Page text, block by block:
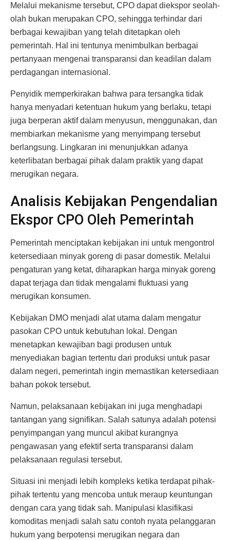
Melalui mekanisme tersebut, CPO dapat diekspor seolah-
olah bukan merupakan CPO, sehingga terhindar dari
berbagai kewajiban yang telah ditetapkan oleh
pemerintah. Hal ini tentunya menimbulkan berbagai
pertanyaan mengenai transparansi dan keadilan dalam
perdagangan internasional.
Penyidik memperkirakan bahwa para tersangka tidak
hanya menyadari ketentuan hukum yang berlaku, tetapi
juga berperan aktif dalam menyusun, menggunakan, dan
membiarkan mekanisme yang menyimpang tersebut
berlangsung. Lingkaran ini menunjukkan adanya
keterlibatan berbagai pihak dalam praktik yang dapat
merugikan negara.
Analisis Kebijakan Pengendalian
Ekspor CPO Oleh Pemerintah
Pemerintah menciptakan kebijakan ini untuk mengontrol
ketersediaan minyak goreng di pasar domestik. Melalui
pengaturan yang ketat, diharapkan harga minyak goreng
dapat terjaga dan tidak mengalami fluktuasi yang
merugikan konsumen.
Kebijakan DMO menjadi alat utama dalam mengatur
pasokan CPO untuk kebutuhan lokal. Dengan
menetapkan kewajiban bagi produsen untuk
menyediakan bagian tertentu dari produksi untuk pasar
dalam negeri, pemerintah ingin memastikan ketersediaan
bahan pokok tersebut.
Namun, pelaksanaan kebijakan ini juga menghadapi
tantangan yang signifikan. Salah satunya adalah potensi
penyimpangan yang muncul akibat kurangnya
pengawasan yang efektif serta transparansi dalam
pelaksanaan regulasi tersebut.
Situasi ini menjadi lebih kompleks ketika terdapat pihak-
pihak tertentu yang mencoba untuk meraup keuntungan
dengan cara yang tidak sah. Manipulasi klasifikasi
komoditas menjadi salah satu contoh nyata pelanggaran
hukum yang berpotensi merugikan negara dan